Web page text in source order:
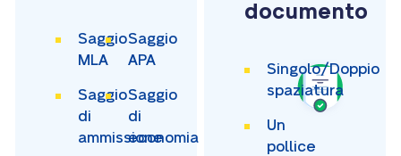
Saggio
MLA
Saggio
APA
Saggio
di
ammissione
Saggio
di
economia
documento
Singolo/Doppio
spaziatura
Un
pollice